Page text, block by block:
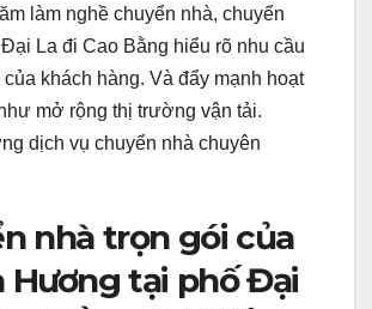
làm nghề chuyển nhà, chuyển
La đi Cao Bằng hiểu rõ nhu cầu
khách hàng. Và đẩy mạnh hoạt
mở rộng thị trường vận tải.
dịch vụ chuyển nhà chuyên
nhà trọn gói của
Hương tại phố Đại